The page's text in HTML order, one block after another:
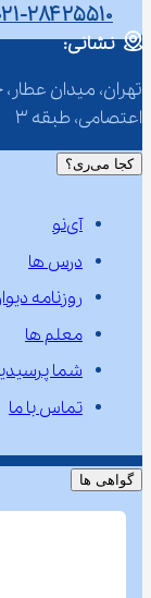
۰۲۱-
نشانی:
اعتصامی، طبقه 3
کجا می‌ری؟
آی‌نو
درس ها
روزنامه
معلم ها
شما
تماس با ما
گواهی ها